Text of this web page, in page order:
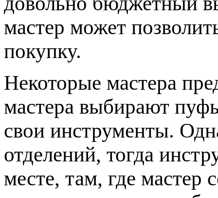
мастер может
покупку.
Некоторые мастера
мастера выбирают
свои инструменты.
отделений, тогда
месте, там, где